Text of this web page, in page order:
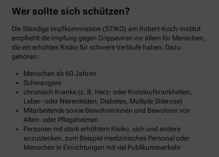
Wer sollte sich schützen?
Die Ständige Impfkommission (STIKO) am Robert-Koch-Institut
empfiehlt die Impfung gegen Grippeviren vor allem für Menschen,
die ein erhöhtes Risiko für schwere Verläufe haben. Dazu
gehören:
Menschen ab 60 Jahren
Schwangere
chronisch Kranke (z. B. Herz- oder Kreislaufkrankheiten,
Leber- oder Nierenleiden, Diabetes, Multiple Sklerose)
Mitarbeitende sowie Bewohnerinnen und Bewohner von
Alten- oder Pflegeheimen
Personen mit stark erhöhtem Risiko, sich und andere
anzustecken, zum Beispiel medizinisches Personal oder
Menschen in Einrichtungen mit viel Publikumsverkehr